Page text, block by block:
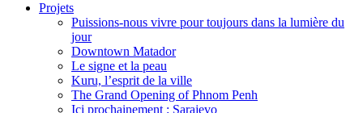
Projets
Puissions-nous vivre pour toujours dans la lumière du
jour
Downtown Matador
Le signe et la peau
Kuru, l’esprit de la ville
The Grand Opening of Phnom Penh
Ici prochainement : Sarajevo